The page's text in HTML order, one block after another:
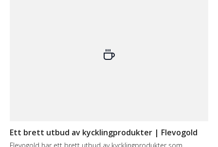
Ett brett utbud av kycklingprodukter | Flevogold
Flevogold har ett brett utbud av kycklingprodukter som